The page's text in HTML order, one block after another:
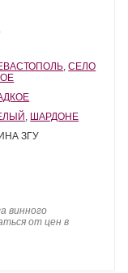
,СЕЛО
ШАРДОНЕ
ЗГУ
винного
от цен в